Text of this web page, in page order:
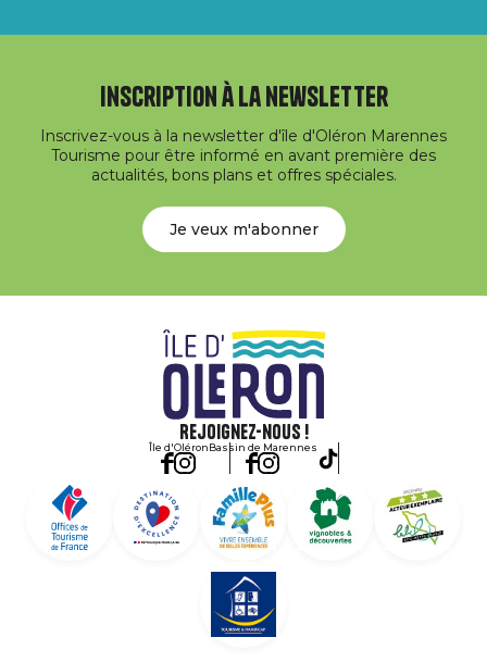
Inscription à la newsletter
Inscrivez-vous à la newsletter d'île d'Oléron Marennes
Tourisme pour être informé en avant première des
actualités, bons plans et offres spéciales.
Je veux m'abonner
Rejoignez-nous !
Île d'OléronBassin de Marennes